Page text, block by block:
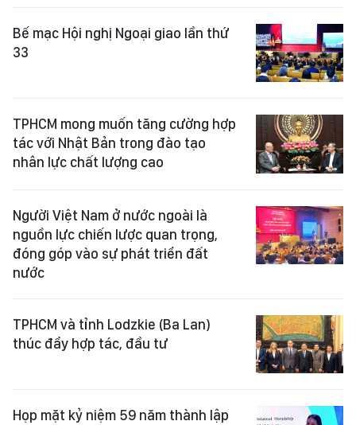
Bế mạc Hội nghị Ngoại giao lần thứ
33
TPHCM mong muốn tăng cường hợp
tác với Nhật Bản trong đào tạo
nhân lực chất lượng cao
Người Việt Nam ở nước ngoài là
nguồn lực chiến lược quan trọng,
đóng góp vào sự phát triển đất
nước
TPHCM và tỉnh Lodzkie (Ba Lan)
thúc đẩy hợp tác, đầu tư
Họp mặt kỷ niệm 59 năm thành lập